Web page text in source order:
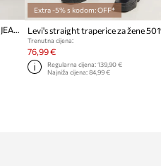
Extra -5% s kodom: OFF*
Trenutna cijena:
76,99 €
Regularna cijena: 139,90 €
Najniža cijena: 84,99 €